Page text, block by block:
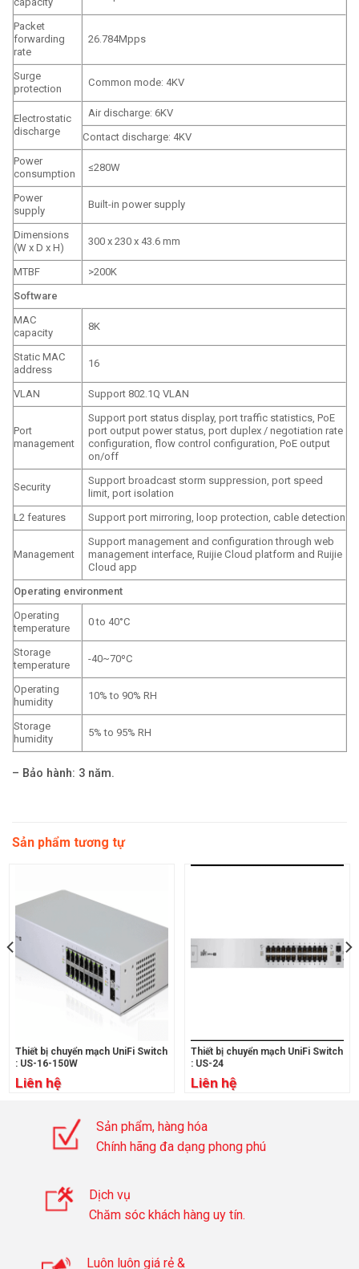
Packet
forwarding
rate
26.784Mpps
Surge
protection
Common mode: 4KV
Electrostatic
discharge
Air discharge: 6KV
Contact discharge: 4KV
Power
consumption
≤280W
Power
supply
Built-in power supply
Dimensions
(W x D x H)
300 x 230 x 43.6 mm
MTBF
>200K
Software
MAC
capacity
8K
Static MAC
address
16
VLAN Support 802.1Q VLAN
Port
management
Support port status display, port traffic statistics, PoE
port output power status, port duplex / negotiation rate
configuration, flow control configuration, PoE output
on/off
Security
Support broadcast storm suppression, port speed
limit, port isolation
L2 features
Support port mirroring, loop protection, cable detection
Management
Support management and configuration through web
management interface, Ruijie Cloud platform and Ruijie
Cloud app
Operating environment
Operating
temperature
0 to 40°C
Storage
temperature
-40~70ºC
Operating
humidity
10% to 90% RH
Storage
humidity
5% to 95% RH
– Bảo hành: 3 năm.
Sản phẩm tương tự
Thiết bị chuyển mạch UniFi Switch
: US-16-150W
Liên hệ
Thiết bị chuyển mạch UniFi Switch
: US-24
Liên hệ
Sản phẩm, hàng hóa
Chính hãng đa dạng phong phú
Dịch vụ
Chăm sóc khách hàng uy tín.
Luôn luôn giá rẻ &